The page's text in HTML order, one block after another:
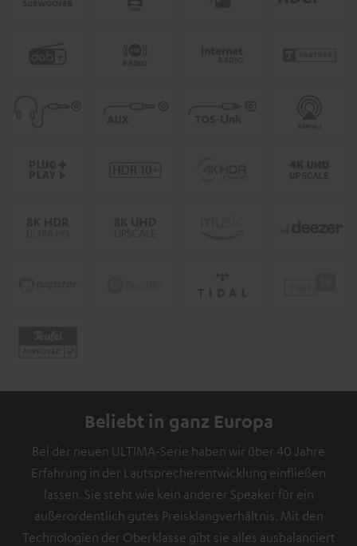
Beliebt in ganz Europa
Bei der neuen ULTIMA-Serie haben wir über 40 Jahre
Erfahrung in der Lautsprecherentwicklung einfließen
lassen. Sie steht wie kein anderer Speaker für ein
außerordentlich gutes Preisklangverhältnis. Mit den
Technologien der Oberklasse gibt sie alles ausbalanciert